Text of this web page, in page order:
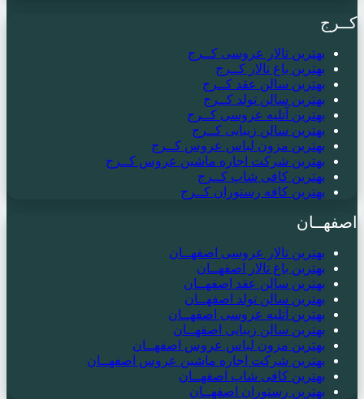
کــرج
بهترین تالار عروسی کــرج
بهترین باغ تالار کــرج
بهترین سالن عقد کــرج
بهترین سالن تولد کــرج
بهترین آتلیه عروسی کــرج
بهترین سالن زیبایی کــرج
بهترین مزون لباس عروس کــرج
بهترین شرکت اجاره ماشین عروس کــرج
بهترین کافی شاپ کــرج
بهترین کافه رستوران کــرج
اصفهــان
بهترین تالار عروسی اصفهــان
بهترین باغ تالار اصفهــان
بهترین سالن عقد اصفهــان
بهترین سالن تولد اصفهــان
بهترین آتلیه عروسی اصفهــان
بهترین سالن زیبایی اصفهــان
بهترین مزون لباس عروس اصفهــان
بهترین شرکت اجاره ماشین عروس اصفهــان
بهترین کافی شاپ اصفهــان
بهترین رستوران اصفهــان